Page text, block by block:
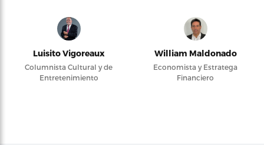
Luisito Vigoreaux
Columnista Cultural y de
Entretenimiento
William Maldonado
Economista y Estratega
Financiero